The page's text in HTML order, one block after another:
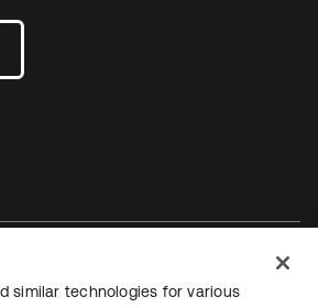
onglet
nouvel onglet
similar technologies for various